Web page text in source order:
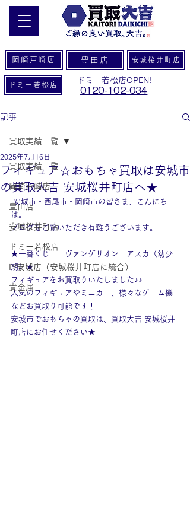
岡崎戸崎店 豊田店 安城桜井町店
ドミー若松店
ドミー若松店OPEN!
0120-102-034
記事
買取実績一覧
岡崎戸崎店
豊田店
安城桜井町店
ドミー若松店
IY安城店（安城桜井町店に統合）
貴金属
買取実績一覧
フィギュア☆おもちゃ買取は安城市
の買取大吉 安城桜井町店へ★
2025年7月16日
安城市・西尾市・岡崎市の皆さま、こんにち
は。
ブログをご覧いただき有難うございます。
★一番くじ　エヴァンゲリオン　アスカ（幼少
期）★
フィギュアをお買取りいたしました♪♪
人気のフィギュアやミニカー、様々なゲーム機
などお買取り可能です！
安城市でおもちゃの買取は、買取大吉 安城桜井
町店にお任せください★